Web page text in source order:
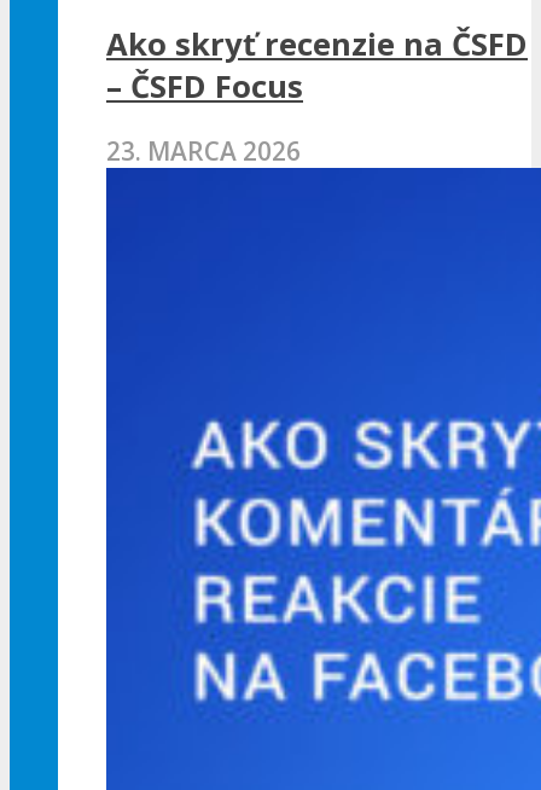
Ako skryť recenzie na ČSFD
– ČSFD Focus
23. MARCA 2026